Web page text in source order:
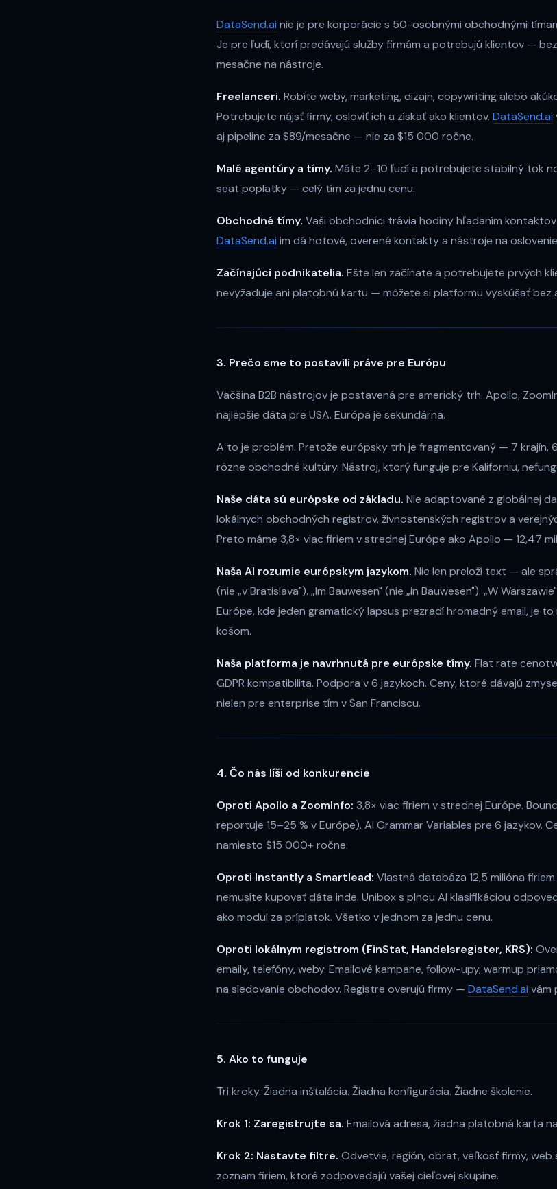
DataSend.ai nie je pre korporácie s 50-osobnými obchodnými
Je pre ľudí, ktorí predávajú služby firmám a potrebujú klientov —
mesačne na nástroje.
Freelanceri. Robíte weby, marketing, dizajn, copywriting alebo
Potrebujete nájsť firmy, osloviť ich a získať ako klientov. DataSend.ai
aj pipeline za $89/mesačne — nie za $15 000 ročne.
Malé agentúry a tímy. Máte 2–10 ľudí a potrebujete stabilný tok
seat poplatky — celý tím za jednu cenu.
Obchodné tímy. Vaši obchodníci trávia hodiny hľadaním
DataSend.ai im dá hotové, overené kontakty a nástroje na
Začínajúci podnikatelia. Ešte len začínate a potrebujete prvých
nevyžaduje ani platobnú kartu — môžete si platformu vyskúšať bez
3. Prečo sme to postavili práve pre Európu
Väčšina B2B nástrojov je postavená pre americký trh. Apollo,
najlepšie dáta pre USA. Európa je sekundárna.
A to je problém. Pretože európsky trh je fragmentovaný — 7 krajín,
rôzne obchodné kultúry. Nástroj, ktorý funguje pre Kaliforniu,
Naše dáta sú európske od základu. Nie adaptované z globálnej
lokálnych obchodných registrov, živnostenských registrov a
Preto máme 3,8× viac firiem v strednej Európe ako Apollo — 12,47
Naša AI rozumie európskym jazykom. Nie len preloží text — ale
(nie „v Bratislava"). „Im Bauwesen" (nie „in Bauwesen"). „W
Európe, kde jeden gramatický lapsus prezradí hromadný email, je
košom.
Naša platforma je navrhnutá pre európske tímy. Flat rate
GDPR kompatibilita. Podpora v 6 jazykoch. Ceny, ktoré dávajú
nielen pre enterprise tím v San Franciscu.
4. Čo nás líši od konkurencie
Oproti Apollo a ZoomInfo: 3,8× viac firiem v strednej Európe.
reportuje 15–25 % v Európe). AI Grammar Variables pre 6 jazykov.
namiesto $15 000+ ročne.
Oproti Instantly a Smartlead: Vlastná databáza 12,5 milióna
nemusíte kupovať dáta inde. Unibox s plnou AI klasifikáciou
ako modul za príplatok. Všetko v jednom za jednu cenu.
Oproti lokálnym registrom (FinStat, Handelsregister, KRS):
emaily, telefóny, weby. Emailové kampane, follow-upy, warmup
na sledovanie obchodov. Registre overujú firmy — DataSend.ai vám
5. Ako to funguje
Tri kroky. Žiadna inštalácia. Žiadna konfigurácia. Žiadne školenie.
Krok 1: Zaregistrujte sa. Emailová adresa, žiadna platobná karta
Krok 2: Nastavte filtre. Odvetvie, región, obrat, veľkosť firmy, web
zoznam firiem, ktoré zodpovedajú vašej cieľovej skupine.